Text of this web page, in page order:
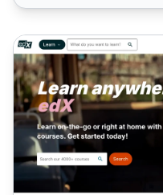
Programme d'affiliation